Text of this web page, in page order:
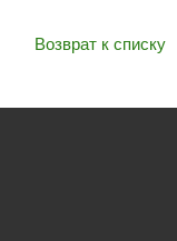
Возврат к списку